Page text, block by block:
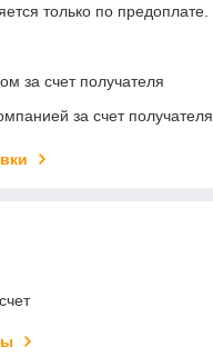
только по предоплате.
за счет получателя
за счет получателя.